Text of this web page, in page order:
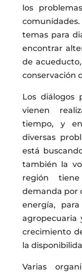
los
temas para
encontrar
de
conservación
Los diálogos
vienen
tiempo, y
diversas
está
también la
región
demanda por
energía,
agropecuaria
crecimiento
la
Varias